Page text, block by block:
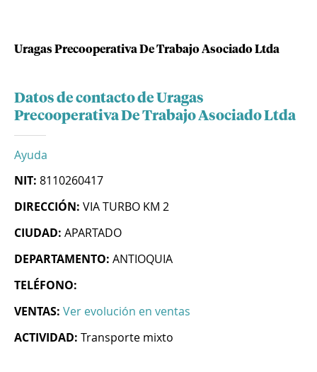
Uragas Precooperativa De Trabajo Asociado Ltda
Datos de contacto de Uragas
Precooperativa De Trabajo Asociado Ltda
Ayuda
NIT: 8110260417
DIRECCIÓN: VIA TURBO KM 2
CIUDAD: APARTADO
DEPARTAMENTO: ANTIOQUIA
TELÉFONO:
VENTAS: Ver evolución en ventas
ACTIVIDAD: Transporte mixto